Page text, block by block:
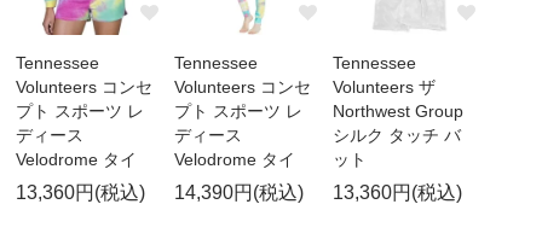
Tennessee
Volunteers コンセ
プト スポーツ レ
ディース
Velodrome タイ
13,360円(税込)
Tennessee
Volunteers コンセ
プト スポーツ レ
ディース
Velodrome タイ
14,390円(税込)
Tennessee
Volunteers ザ
Northwest Group
シルク タッチ バ
ット
13,360円(税込)